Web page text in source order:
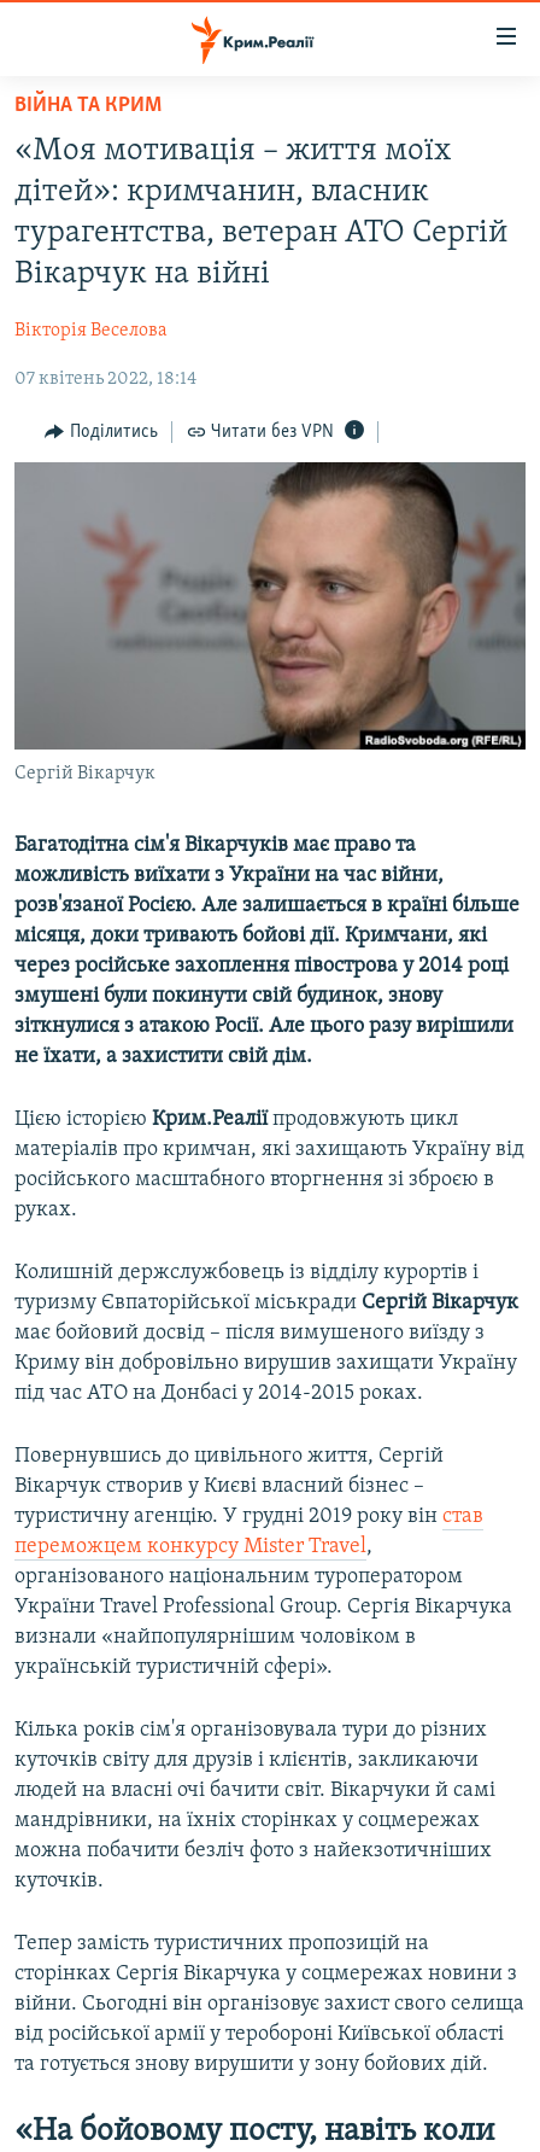
Перейти
основного
матеріалу
до
основної
Перейти
до
ВІДЕО ТА ФОТО
ПОЛІТИКА
ПОГЛЯД
ІНТЕРВ'Ю
ВСЕ ЗА ДЕНЬ
ДЕПОРТАЦІЯ
ВІДЕОУРОКИ «ELIFBE»
СВІДЧЕННЯ ОКУПАЦІЇ
УКРАЇНСЬКА ПРОБЛЕМА КРИМУ
ЯК ОБІЙТИ БЛОКУВАННЯ
Qırımtatar
ВІЙНА ТА КРИМ
«Моя мотивація – життя моїх
дітей»: кримчанин, власник
турагентства, ветеран АТО Сергій
Вікарчук на війні
Вікторія Веселова
07 квітень 2022, 18:14
Поділитись Читати без VPN
Сергій Вікарчук
Багатодітна сім'я Вікарчуків має право та
можливість виїхати з України на час війни,
розв'язаної Росією. Але залишається в країні більше
місяця, доки тривають бойові дії. Кримчани, які
через російське захоплення півострова у 2014 році
змушені були покинути свій будинок, знову
зіткнулися з атакою Росії. Але цього разу вирішили
не їхати, а захистити свій дім.
Цією історією Крим.Реаліїпродовжують цикл
матеріалів про кримчан, які захищають Україну від
російського масштабного вторгнення зі зброєю в
руках.
Колишній держслужбовець із відділу курортів і
туризму Євпаторійської міськради Сергій Вікарчук
має бойовий досвід – після вимушеного виїзду з
Криму він добровільно вирушив захищати Україну
під час АТО на Донбасі у 2014-2015 роках.
Повернувшись до цивільного життя, Сергій
Вікарчук створив у Києві власний бізнес –
туристичну агенцію. У грудні 2019 року він став
переможцем конкурсу Mister Travel,
організованого національним туроператором
України Travel Professional Group. Сергія Вікарчука
визнали «найпопулярнішим чоловіком в
українській туристичній сфері».
Кілька років сім'я організовувала тури до різних
куточків світу для друзів і клієнтів, закликаючи
людей на власні очі бачити світ. Вікарчуки й самі
мандрівники, на їхніх сторінках у соцмережах
можна побачити безліч фото з найекзотичніших
куточків.
Тепер замість туристичних пропозицій на
сторінках Сергія Вікарчука у соцмережах новини з
війни. Сьогодні він організовує захист свого селища
від російської армії у теробороні Київської області
та готується знову вирушити у зону бойових дій.
«На бойовому посту, навіть коли